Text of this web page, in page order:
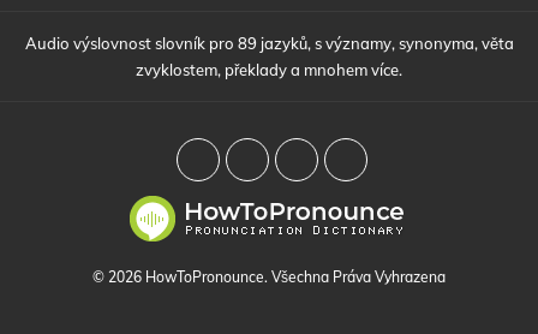
Audio výslovnost slovník pro 89 jazyků, s významy, synonyma, věta
zvyklostem, překlady a mnohem více.
© 2026 HowToPronounce. Všechna Práva Vyhrazena